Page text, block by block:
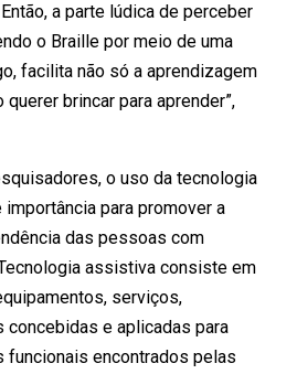
a parte lúdica de perceber
o Braille por meio de uma
facilita não só a aprendizagem
brincar para aprender”,
o uso da tecnologia
para promover a
das pessoas com
assistiva consiste em
serviços,
e aplicadas para
funcionais encontrados pelas